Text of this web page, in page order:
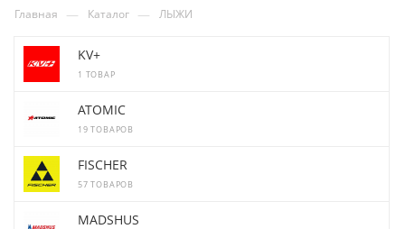
Главная — Каталог — ЛЫЖИ
KV+
1 ТОВАР
ATOMIC
19 ТОВАРОВ
FISCHER
57 ТОВАРОВ
MADSHUS